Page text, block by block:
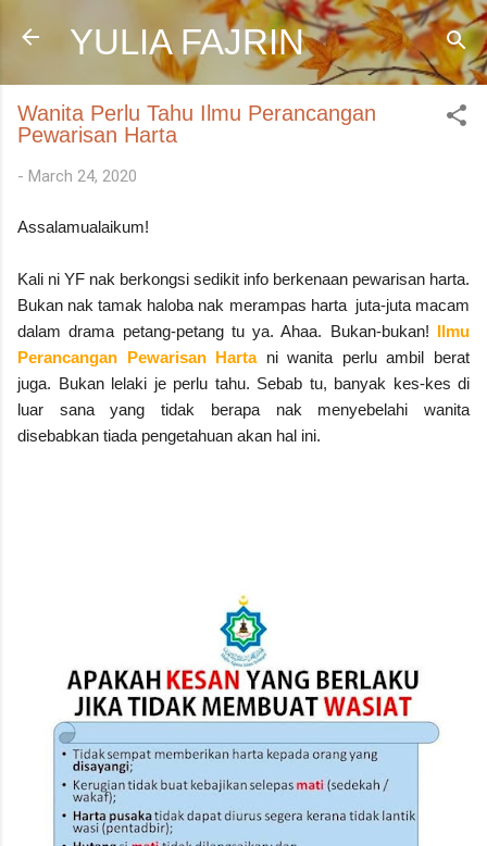
Skip to main content
YULIA FAJRIN
Wanita Perlu Tahu Ilmu Perancangan
Pewarisan Harta
- March 24, 2020
Assalamualaikum!
Kali ni YF nak berkongsi sedikit info berkenaan pewarisan harta.
Bukan nak tamak haloba nak merampas harta juta-juta macam
dalam drama petang-petang tu ya. Ahaa. Bukan-bukan! Ilmu
Perancangan Pewarisan Hartani wanita perlu ambil berat
juga. Bukan lelaki je perlu tahu. Sebab tu, banyak kes-kes di
luar sana yang tidak berapa nak menyebelahi wanita
disebabkan tiada pengetahuan akan hal ini.